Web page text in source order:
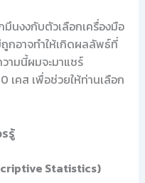
นงงกับตัวเลือกเครื่องมือ
กอาจทำให้เกิดผลลัพธ์ที่
ามนี้ผมจะมาแชร์
เคส เพื่อช่วยให้ท่านเลือก
รู้
Statistics)